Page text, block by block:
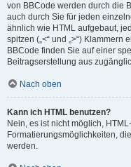
von BBCode werden durch die
auch durch Sie für jeden
ähnlich wie HTML aufgebaut,
spitzen („<“ und „>“)
BBCode finden Sie auf einer
Beitragserstellung aus
Nach oben
Kann ich HTML benutzen?
Nein, es ist nicht möglich,
Formatierungsmöglichkeiten,
werden.